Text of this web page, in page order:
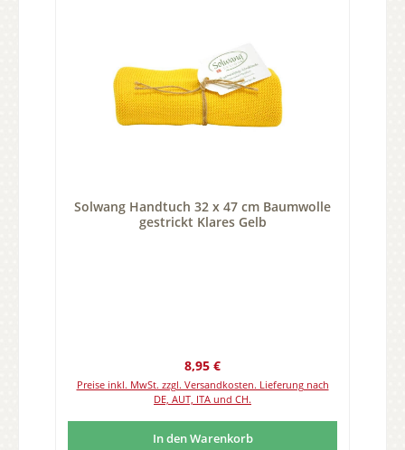
Solwang Handtuch 32 x 47 cm Baumwolle
gestrickt Klares Gelb
Regulärer Preis:
8,95 €
Preise inkl. MwSt. zzgl. Versandkosten. Lieferung nach
DE, AUT, ITA und CH.
In den Warenkorb